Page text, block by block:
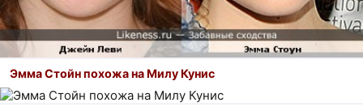
Эмма Стойн похожа на Милу Кунис